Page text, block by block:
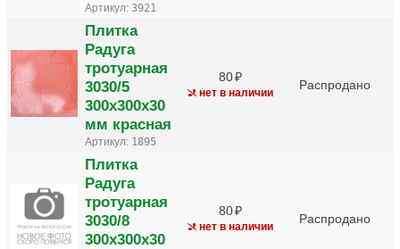
Артикул: 3921
Плитка
Радуга
тротуарная
3030/5
300х300х30
мм красная
Артикул: 1895
80
нет в наличии
Распродано
Плитка
Радуга
тротуарная
3030/8
300х300х30
80
нет в наличии
Распродано